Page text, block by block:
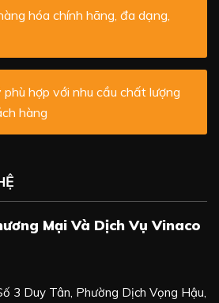
hóa chính hãng, đa dạng,
phù hợp với nhu cầu chất lượng
hàng
Mại Và Dịch Vụ Vinaco
3 Duy Tân, Phường Dịch Vọng Hậu,